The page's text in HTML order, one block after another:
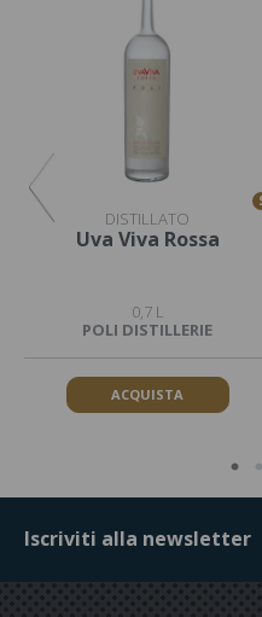
DISTILLATO
Uva Viva Rossa
0,7 L
POLI DISTILLERIE
ACQUISTA
Iscriviti alla newsletter